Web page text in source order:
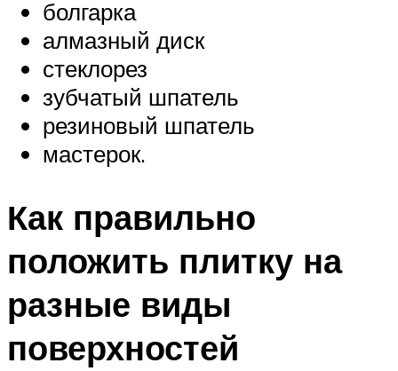
болгарка
алмазный диск
стеклорез
зубчатый шпатель
резиновый шпатель
мастерок.
Как правильно
положить плитку на
разные виды
поверхностей